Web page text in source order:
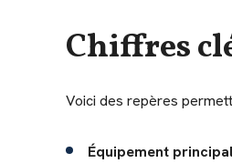
Chiffres
Voici des repères
Équipement